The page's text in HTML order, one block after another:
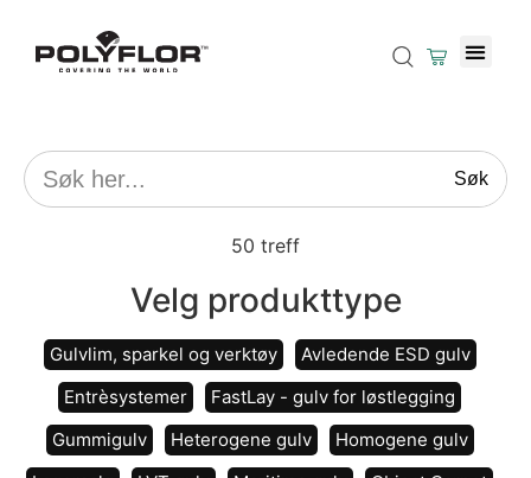
Søk
50 treff
Velg produkttype
Gulvlim, sparkel og verktøy
Avledende ESD gulv
Entrèsystemer
FastLay - gulv for løstlegging
Gummigulv
Heterogene gulv
Homogene gulv